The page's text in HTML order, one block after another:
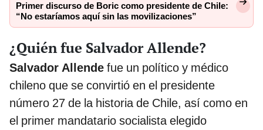
Primer discurso de Boric como presidente de Chile:
“No estaríamos aquí sin las movilizaciones”
¿Quién fue Salvador Allende?
Salvador Allende fue un político y médico
chileno que se convirtió en el presidente
número 27 de la historia de Chile, así como en
el primer mandatario socialista elegido